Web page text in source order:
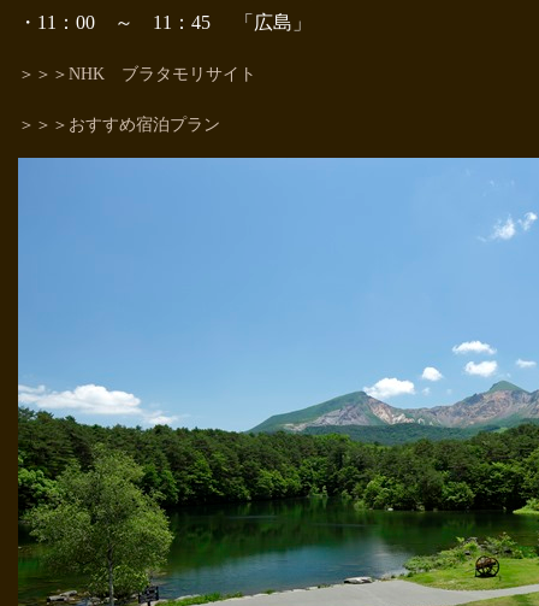
・11：00 ～ 11：45 「広島」
＞＞＞NHK ブラタモリサイト
＞＞＞おすすめ宿泊プラン